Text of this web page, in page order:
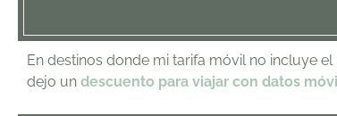
En destinos donde mi tarifa móvil no incluye
dejo un descuento para viajar con datos